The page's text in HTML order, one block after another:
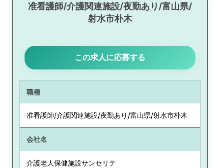
准看護師/介護関連施設/夜勤あり/富山県/
射水市朴木
この求人に応募する
職種
准看護師/介護関連施設/夜勤あり/富山県/射水市朴木
会社名
介護老人保健施設サンセリテ